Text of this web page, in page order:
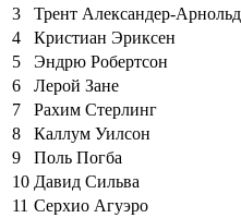
3
Трент Александер-Арнольд
4
Кристиан Эриксен
5
Эндрю Робертсон
6
Лерой Зане
7
Рахим Стерлинг
8
Каллум Уилсон
9
Поль Погба
10 Давид Сильва
11 Серхио Агуэро